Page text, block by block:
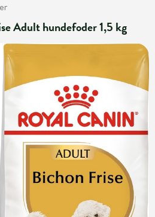
Adult hundefoder 1,5 kg